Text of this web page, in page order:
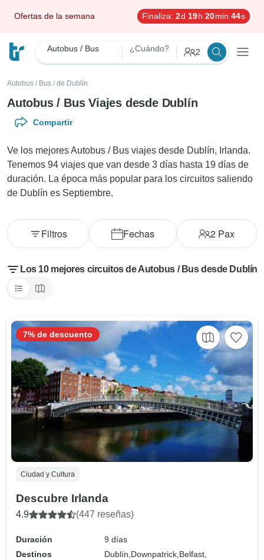
Ofertas de la semana Finaliza: 2d 19h 20min 42s
Autobus / Bus ¿Cuándo? 2
Autobus / Bus / de Dublín
Autobus / Bus Viajes desde Dublín
Compartir
Ve los mejores Autobus / Bus viajes desde Dublín, Irlanda.
Tenemos 94 viajes que van desde 3 días hasta 19 días de
duración. La época más popular para los circuitos saliendo
de Dublín es Septiembre.
Fechas 2 Pax
Filtros
Los 10 mejores circuitos de Autobus / Bus desde Dublín
Ciudad y Cultura
Descubre Irlanda
4.9 (447 reseñas)
Duración
9 días
Destinos
Dublín, Downpatrick, Belfast,
7% de descuento